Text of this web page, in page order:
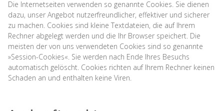
Die Internetseiten verwenden so genannte Cookies. Sie dienen
dazu, unser Angebot nutzerfreundlicher, effektiver und sicherer
zu machen. Cookies sind kleine Textdateien, die auf Ihrem
Rechner abgelegt werden und die Ihr Browser speichert. Die
meisten der von uns verwendeten Cookies sind so genannte
»Session-Cookies«. Sie werden nach Ende Ihres Besuchs
automatisch gelöscht. Cookies richten auf Ihrem Rechner keinen
Schaden an und enthalten keine Viren.